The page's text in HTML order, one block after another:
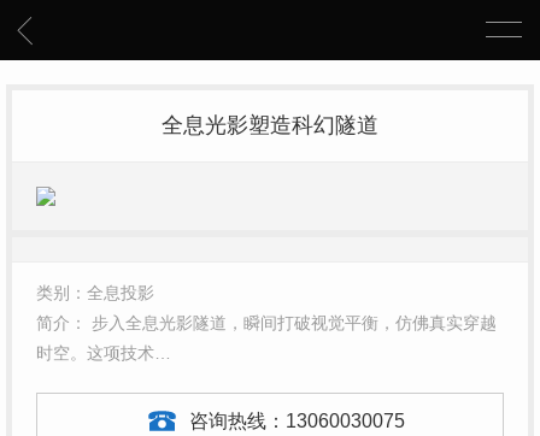
全息光影塑造科幻隧道
类别：全息投影
简介： 步入全息光影隧道，瞬间打破视觉平衡，仿佛真实穿越
时空。这项技术…
咨询热线： 13060030075